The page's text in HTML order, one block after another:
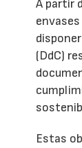
A partir
(DdC)
Estas